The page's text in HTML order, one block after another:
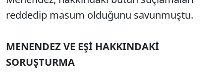
reddedip masum olduğunu savunmuştu.
MENENDEZ VE EŞİ HAKKINDAKİ
SORUŞTURMA